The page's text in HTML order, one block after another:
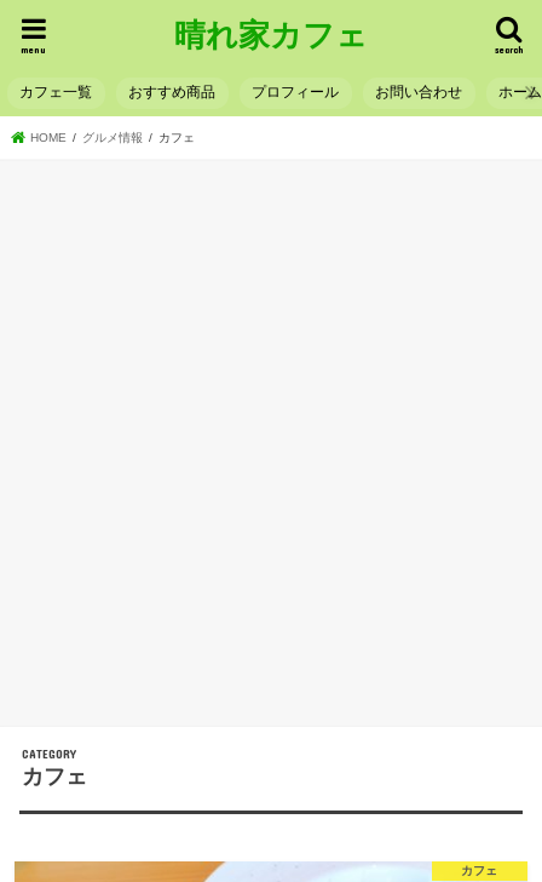
晴れ家カフェ search
menu
カフェ一覧 おすすめ商品 プロフィール お問い合わせ ホーム
HOME グルメ情報 カフェ
カフェ
カフェ